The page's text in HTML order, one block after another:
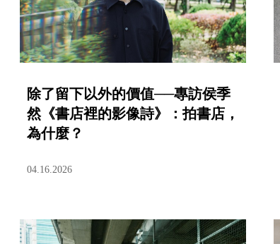
除了留下以外的價值──專訪侯季
然《書店裡的影像詩》：拍書店，
為什麼？
04.16.2026